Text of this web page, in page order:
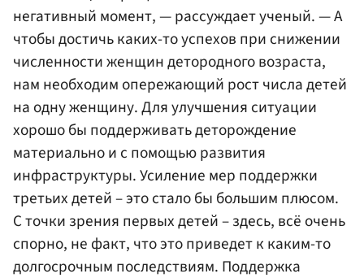
негативный момент, — рассуждает ученый. — А
чтобы достичь каких-то успехов при снижении
численности женщин детородного возраста,
нам необходим опережающий рост числа детей
на одну женщину. Для улучшения ситуации
хорошо бы поддерживать деторождение
материально и с помощью развития
инфраструктуры. Усиление мер поддержки
третьих детей – это стало бы большим плюсом.
С точки зрения первых детей – здесь, всё очень
спорно, не факт, что это приведет к каким-то
долгосрочным последствиям. Поддержка